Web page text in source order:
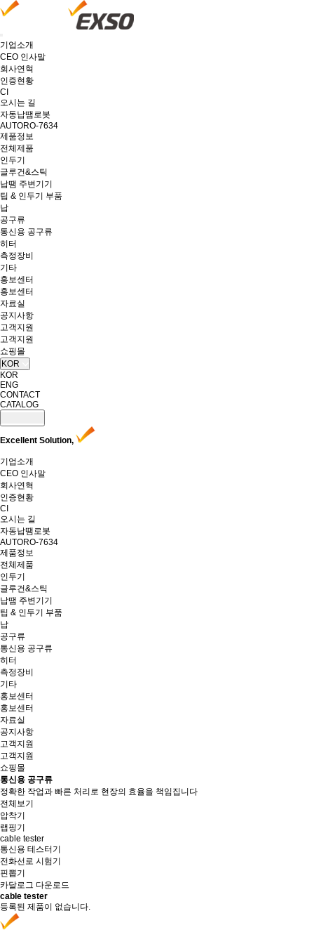
기업소개
CEO 인사말
회사연혁
인증현황
CI
오시는 길
자동납땜로봇
AUTORO-7634
제품정보
전체제품
인두기
글루건&스틱
납땜 주변기기
팁 & 인두기 부품
납
공구류
통신용 공구류
히터
측정장비
기타
홍보센터
홍보센터
자료실
공지사항
고객지원
고객지원
쇼핑몰
KOR
KOR
ENG
CONTACT
CATALOG
Excellent Solution,
기업소개
CEO 인사말
회사연혁
인증현황
CI
오시는 길
자동납땜로봇
AUTORO-7634
제품정보
전체제품
인두기
글루건&스틱
납땜 주변기기
팁 & 인두기 부품
납
공구류
통신용 공구류
히터
측정장비
기타
홍보센터
홍보센터
자료실
공지사항
고객지원
고객지원
쇼핑몰
통신용 공구류
정확한 작업과 빠른 처리로 현장의 효율을 책임집니다
전체보기
압착기
랩핑기
cable tester
통신용 테스터기
전화선로 시험기
핀뽑기
카달로그 다운로드
cable tester
등록된 제품이 없습니다.